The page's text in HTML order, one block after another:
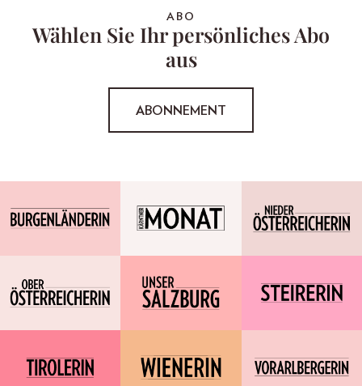
ABO
Wählen Sie Ihr persönliches Abo
aus
ABONNEMENT